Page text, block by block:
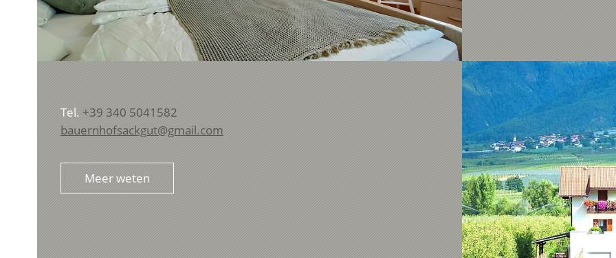
Tel. +39 340 5041582
bauernhofsackgut@gmail.com
Meer weten